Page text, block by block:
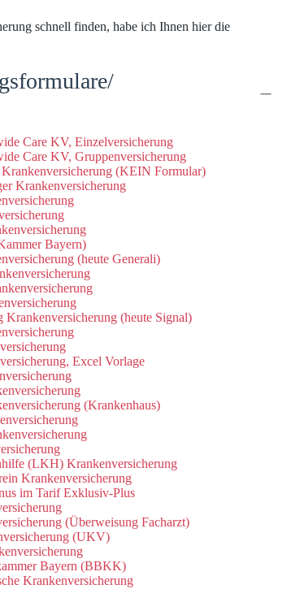
schnell finden, habe ich Ihnen hier die
Care KV, Einzelversicherung
Care KV, Gruppenversicherung
(KEIN Formular)
Krankenversicherung
Bayern)
(heute Generali)
Krankenversicherung (heute Signal)
Excel Vorlage
(Krankenhaus)
(LKH) Krankenversicherung
Krankenversicherung
im Tarif Exklusiv-Plus
(Überweisung Facharzt)
(UKV)
Bayern (BBKK)
Krankenversicherung